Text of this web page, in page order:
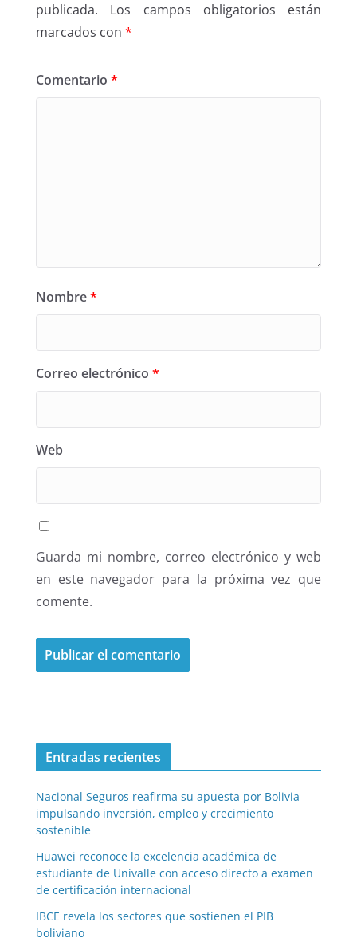
publicada.
Los campos obligatorios están
marcados con *
Comentario *
Nombre*
Correo electrónico *
Web
Guarda mi nombre, correo electrónico y web
en este navegador para la próxima vez que
comente.
Entradas recientes
Nacional Seguros reafirma su apuesta por Bolivia
impulsando inversión, empleo y crecimiento
sostenible
Huawei reconoce la excelencia académica de
estudiante de Univalle con acceso directo a examen
de certificación internacional
IBCE revela los sectores que sostienen el PIB
boliviano